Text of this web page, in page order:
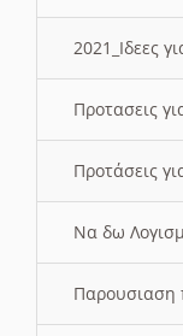
2021_Ιδεες
Προτασεις
Προτάσεις
Να δω
Παρουσιαση